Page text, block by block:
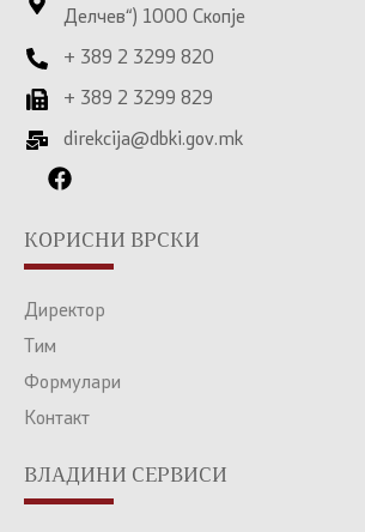
Делчев“) 1000 Скопје
+ 389 2 3299 820
+ 389 2 3299 829
direkcija@dbki.gov.mk
КОРИСНИ ВРСКИ
Директор
Тим
Формулари
Контакт
ВЛАДИНИ СЕРВИСИ